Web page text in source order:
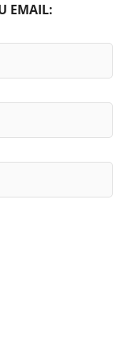
EMAIL: